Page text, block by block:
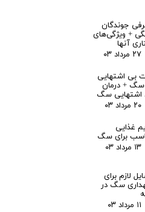
پیش از خرید این محصولات بسیار
و حوله گربه متوجه می‌شوید که
دارند و همچنین این وسایل باید با
متناسب با پوست و موی گربه باشند
آنها در مواقعی از سال که هوا
بدنشان تأمین شود. از طرفی
جوندگان
+ ویژگی‌های
آنها
۲۷ مرداد ۰۳
بی اشتهایی
سگ + درمان
اشتهایی سگ
۲۰ مرداد ۰۳
غذایی
برای سگ
۱۳ مرداد ۰۳
لازم برای
سگ در
۱۱ مرداد ۰۳